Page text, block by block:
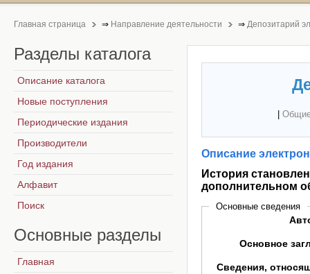
Главная страница ⇒ Направление деятельности ⇒ Депозитарий
Описание
История
дополнительном
Основные сведения
Основное
Сведения,
Разделы каталога
Описание каталога
Новые поступления
Периодические издания
Производители
Год издания
Алфавит
Поиск
Основные разделы
Главная